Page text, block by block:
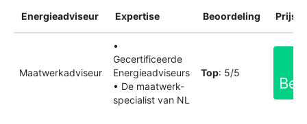
Energieadviseur Expertise Beoordeling
Maatwerkadviseur
•
Gecertificeerde
Energieadviseurs
• De maatwerk-
specialist van NL
Top: 5/5